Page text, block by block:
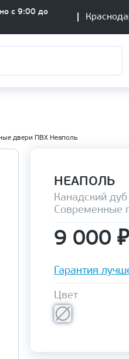
с 9:00 до
двери ПВХ Неаполь
НЕАПОЛЬ
Канадский дуб
Современные
9 000 ₽
Гарантия
Цвет